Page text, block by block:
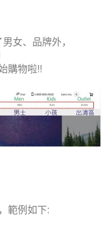
女、品牌外，
購物啦!!
範例如下: